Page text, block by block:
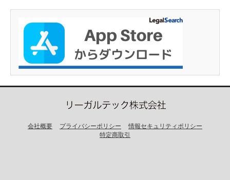
会社概要 プライバシーポリシー
情報セキュリティポリシー
特定商取引